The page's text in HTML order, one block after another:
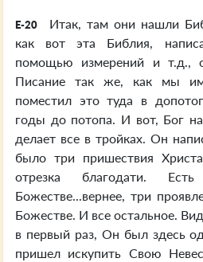
E-20
Итак, там они нашли
как вот эта Библия,
помощью измерений и т.д.,
Писание так же, как мы
поместил это туда в
годы до потопа. И вот, Бог
делает все в тройках. Он
было три пришествия
отрезка благодати.
Божестве...вернее, три
Божестве. И все остальное.
в первый раз, Он был здесь
пришел искупить Свою